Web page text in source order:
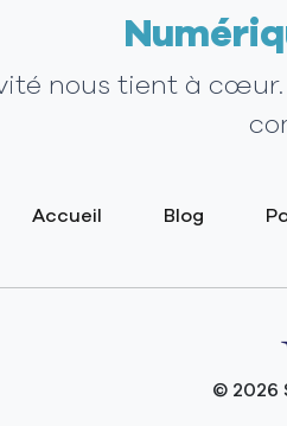
nous tient à
Accueil Blog
© 2026